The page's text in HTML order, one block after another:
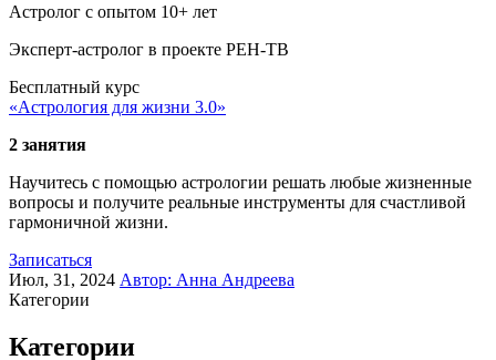
Астролог с опытом 10+ лет
Эксперт-астролог в проекте РЕН-ТВ
Бесплатный курс
«Астрология для жизни 3.0»
2 занятия
Научитесь с помощью астрологии решать любые жизненные
вопросы и получите реальные инструменты для счастливой
гармоничной жизни.
Записаться
Июл, 31, 2024 Автор: Анна Андреева
Категории
Категории